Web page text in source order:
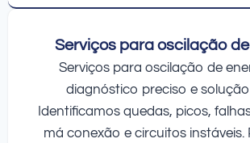
Serviços para oscilação
Serviços para oscilação de
diagnóstico preciso e
Identificamos quedas, picos,
má conexão e circuitos instáveis.